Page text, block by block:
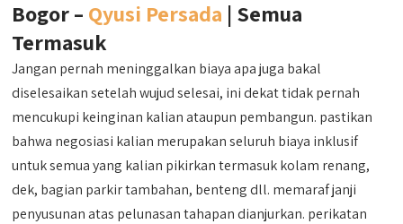
Bogor – Qyusi Persada | Semua
Termasuk
Jangan pernah meninggalkan biaya apa juga bakal
diselesaikan setelah wujud selesai, ini dekat tidak pernah
mencukupi keinginan kalian ataupun pembangun. pastikan
bahwa negosiasi kalian merupakan seluruh biaya inklusif
untuk semua yang kalian pikirkan termasuk kolam renang,
dek, bagian parkir tambahan, benteng dll. memaraf janji
penyusunan atas pelunasan tahapan dianjurkan. perikatan